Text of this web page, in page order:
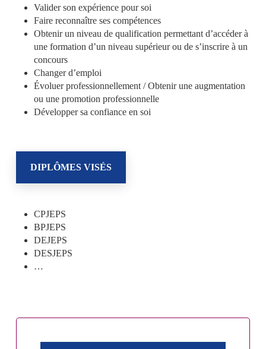
Valider son expérience pour soi
Faire reconnaître ses compétences
Obtenir un niveau de qualification permettant d’accéder à
une formation d’un niveau supérieur ou de s’inscrire à un
concours
Changer d’emploi
Évoluer professionnellement / Obtenir une augmentation
ou une promotion professionnelle
Développer sa confiance en soi
DIPLÔMES VISÉS
CPJEPS
BPJEPS
DEJEPS
DESJEPS
…